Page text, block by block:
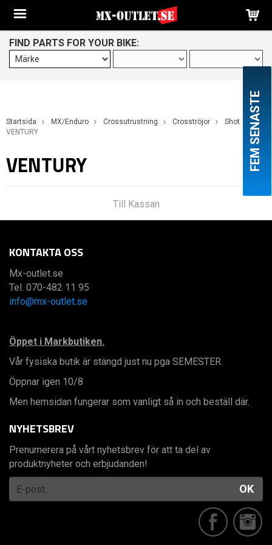
FIND PARTS FOR YOUR BIKE:
Startsida MX/Enduro Crossutrustning Crosströjor
Shot
VENTURY
VENTURY
Till Kassan
FEM SENASTE
KONTAKTA OSS
Mx-outlet.se
Tel. 070-482 11 95
info@mx-outlet.se
Öppet i Markbutiken.
Vår fysiska butik är stängd just nu pga SEMESTER.
Öppnar igen 10/8
Men hemsidan fungerar som vanligt så in och beställ där.
NYHETSBREV
Prenumerera på vårt nyhetsbrev för att ta del av
produktnyheter och erbjudanden!
OK